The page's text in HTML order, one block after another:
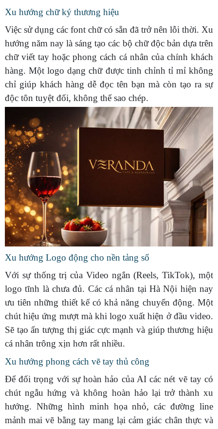
Xu hướng chữ ký thương hiệu
Việc sử dụng các font chữ có sẵn đã trở nên lỗi thời. Xu
hướng năm nay là sáng tạo các bộ chữ độc bản dựa trên
chữ viết tay hoặc phong cách cá nhân của chính khách
hàng. Một logo dạng chữ được tinh chỉnh tỉ mỉ không
chỉ giúp khách hàng dễ đọc tên bạn mà còn tạo ra sự
độc tôn tuyệt đối, không thể sao chép.
Xu hướng Logo động cho nền tảng số
Với sự thống trị của Video ngắn (Reels, TikTok), một
logo tĩnh là chưa đủ. Các cá nhân tại Hà Nội hiện nay
ưu tiên những thiết kế có khả năng chuyển động. Một
chút hiệu ứng mượt mà khi logo xuất hiện ở đầu video.
Sẽ tạo ấn tượng thị giác cực mạnh và giúp thương hiệu
cá nhân trông xịn hơn rất nhiều.
Xu hướng phong cách vẽ tay thủ công
Để đối trọng với sự hoàn hảo của AI các nét vẽ tay có
chút ngẫu hứng và không hoàn hảo lại trở thành xu
hướng. Những hình minh họa nhỏ, các đường line
mảnh mai vẽ bằng tay mang lại cảm giác chân thực và